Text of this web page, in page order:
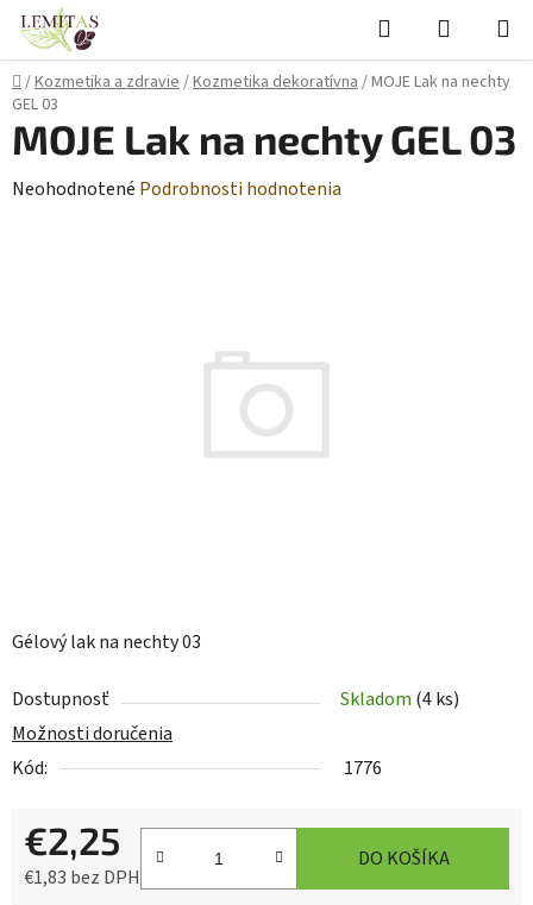
Prejsť
obsah
Hľadať
KOŠÍK
Domov
/Kozmetika a zdravie/Kozmetika dekoratívna/MOJE Lak na nechty
GEL 03
Gélový lak na nechty 03
Dostupnosť Skladom (4 ks)
Možnosti doručenia
Kód:
1776
€2,25
€1,83 bez DPH
DO KOŠÍKA
MOJE Lak na nechty GEL 03
Priemerné
Neohodnotené Podrobnosti hodnotenia